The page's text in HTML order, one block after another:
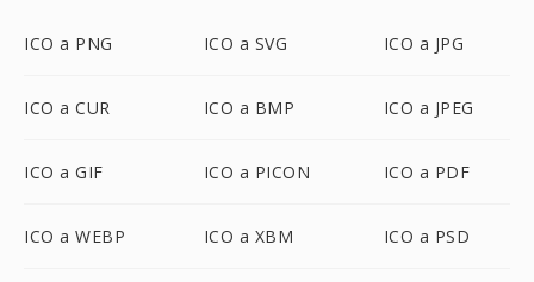
ICO a PNG ICO a SVG ICO a JPG
ICO a CUR ICO a BMP ICO a JPEG
ICO a GIF ICO a PICON ICO a PDF
ICO a WEBP ICO a XBM ICO a PSD